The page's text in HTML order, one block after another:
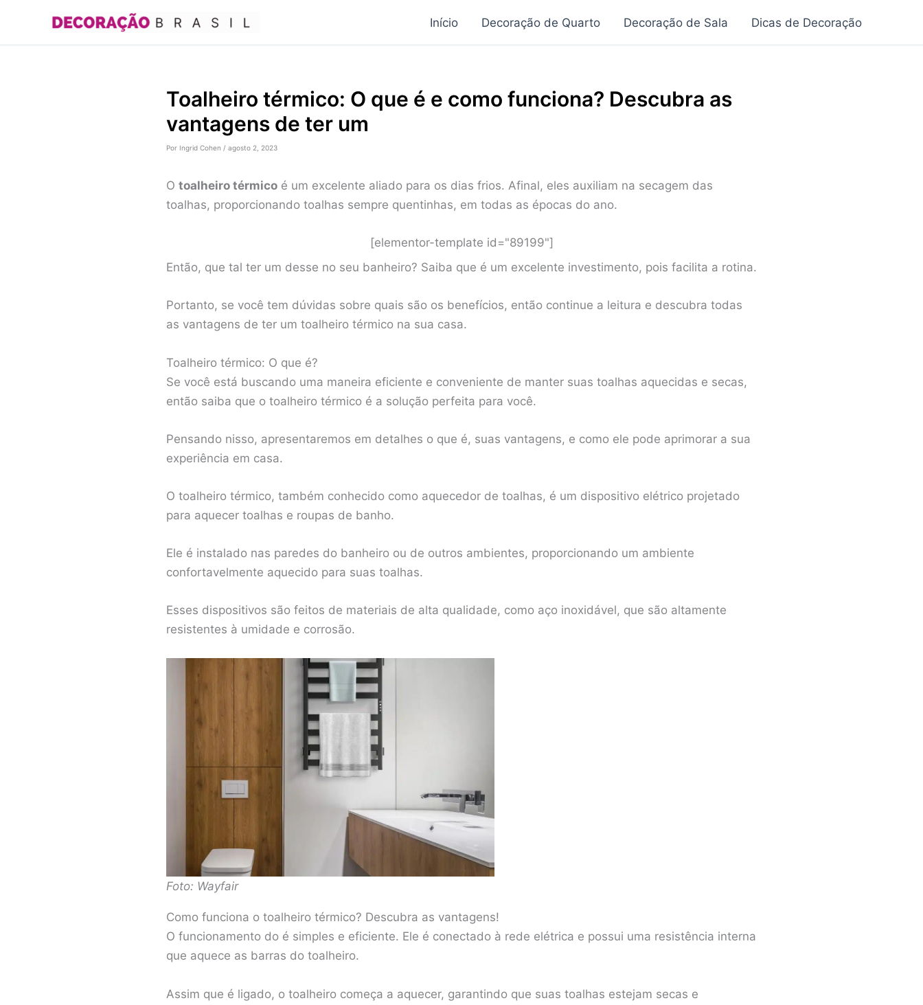
o
Início Decoração de Quarto Decoração de Sala Dicas de Decoração
Toalheiro térmico: O que é e como funciona? Descubra as
vantagens de ter um
Por Ingrid Cohen / agosto 2, 2023
O toalheiro térmico é um excelente aliado para os dias frios. Afinal, eles auxiliam na secagem das
toalhas, proporcionando toalhas sempre quentinhas, em todas as épocas do ano.
[elementor-template id="89199"]
Então, que tal ter um desse no seu banheiro? Saiba que é um excelente investimento, pois facilita a rotina.
Portanto, se você tem dúvidas sobre quais são os benefícios, então continue a leitura e descubra todas
as vantagens de ter um toalheiro térmico na sua casa.
Toalheiro térmico: O que é?
Se você está buscando uma maneira eficiente e conveniente de manter suas toalhas aquecidas e secas,
então saiba que o toalheiro térmico é a solução perfeita para você.
Pensando nisso, apresentaremos em detalhes o que é, suas vantagens, e como ele pode aprimorar a sua
experiência em casa.
O toalheiro térmico, também conhecido como aquecedor de toalhas, é um dispositivo elétrico projetado
para aquecer toalhas e roupas de banho.
Ele é instalado nas paredes do banheiro ou de outros ambientes, proporcionando um ambiente
confortavelmente aquecido para suas toalhas.
Esses dispositivos são feitos de materiais de alta qualidade, como aço inoxidável, que são altamente
resistentes à umidade e corrosão.
Foto: Wayfair
Como funciona o toalheiro térmico? Descubra as vantagens!
O funcionamento do é simples e eficiente. Ele é conectado à rede elétrica e possui uma resistência interna
que aquece as barras do toalheiro.
Assim que é ligado, o toalheiro começa a aquecer, garantindo que suas toalhas estejam secas e